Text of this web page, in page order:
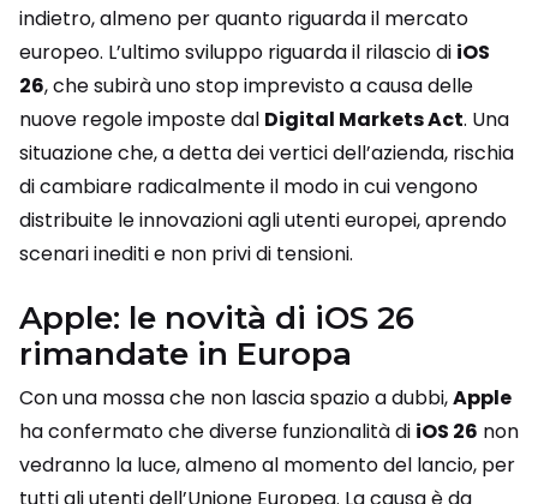
indietro, almeno per quanto riguarda il mercato
europeo. L’ultimo sviluppo riguarda il rilascio di iOS
26, che subirà uno stop imprevisto a causa delle
nuove regole imposte dal Digital Markets Act. Una
situazione che, a detta dei vertici dell’azienda, rischia
di cambiare radicalmente il modo in cui vengono
distribuite le innovazioni agli utenti europei, aprendo
scenari inediti e non privi di tensioni.
Apple: le novità di iOS 26
rimandate in Europa
Con una mossa che non lascia spazio a dubbi,Apple
ha confermato che diverse funzionalità di iOS 26 non
vedranno la luce, almeno al momento del lancio, per